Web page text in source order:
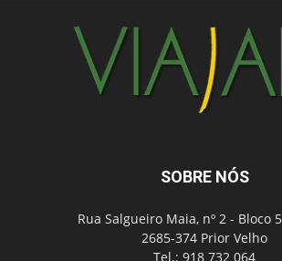
SOBRE NÓS
Rua Salgueiro Maia, nº 2 - Bloco
2685-374 Prior Velho
Tel.: 918 732 064